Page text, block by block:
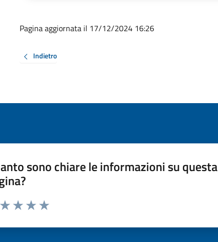
Pagina aggiornata il 17/12/2024 16:26
Indietro
sono chiare le informazioni su questa
da 1 a 5 stelle la pagina